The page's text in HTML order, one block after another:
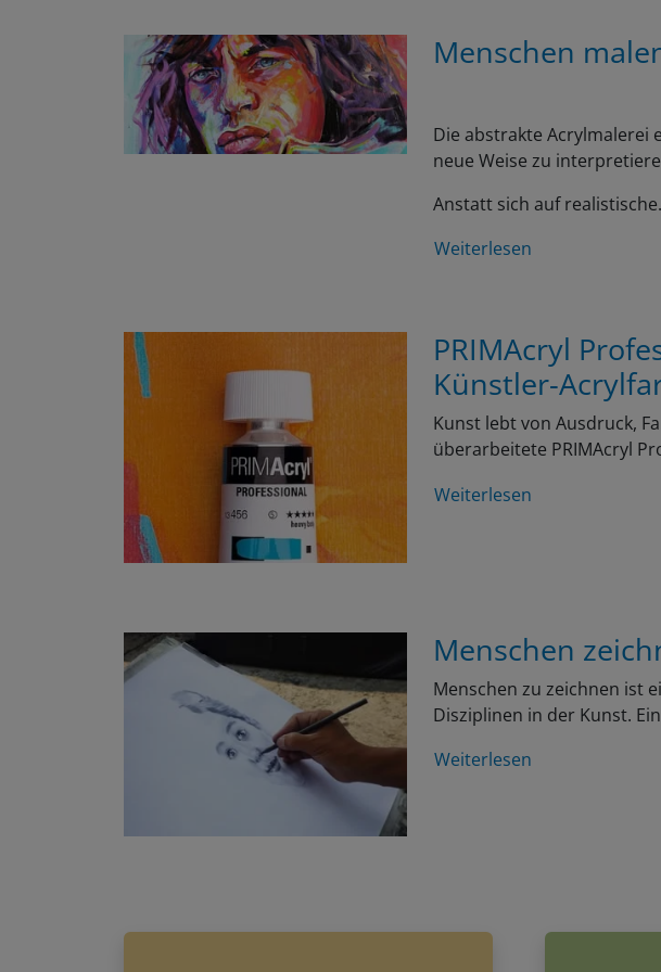
Menschen
Die abstrakte Acrylmalerei
neue Weise zu
Anstatt sich auf realistische…
Weiterlesen
PRIMAcryl
Künstler-
Kunst lebt von Ausdruck,
überarbeitete PRIMAcryl
Weiterlesen
Menschen
Menschen zu zeichnen ist
Disziplinen in der Kunst.
Weiterlesen